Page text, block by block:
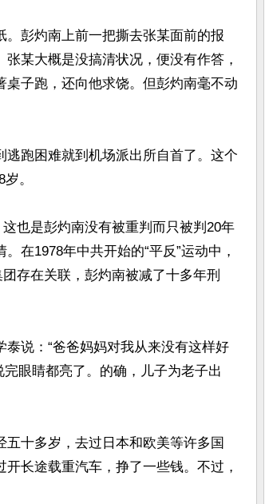
彭灼南上前一把撕去张某面前的报
某大概是没搞清状况，便没有作答，
子跑，还向他求饶。但彭灼南毫不动
跑困难就到机场派出所自首了。这个
。
也是彭灼南没有被重判而只被判20年
在1978年中共开始的“平反”运动中，
存在关联，彭灼南被减了十多年刑
说：“爸爸妈妈对我从来没有这样好
完眼睛都亮了。的确，儿子为老子出
十多岁，去过日本和欧美等许多国
长途载重汽车，挣了一些钱。不过，